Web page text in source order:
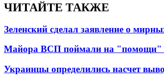
ЧИТАЙТЕ ТАКЖЕ
Зеленский сделал заявление о
Майора ВСП поймали на "помощи"
Украинцы определились насчет